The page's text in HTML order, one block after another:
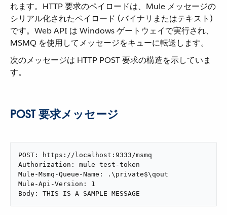
れます。HTTP 要求のペイロードは、Mule メッセージの
シリアル化されたペイロード (バイナリまたはテキスト)
です。Web API は Windows ゲートウェイで実行され、
MSMQ を使用してメッセージをキューに転送します。
次のメッセージは HTTP POST 要求の構造を示していま
す。
POST 要求メッセージ
POST: https://localhost:9333/msmq
Authorization: mule test-token
Mule-Msmq-Queue-Name: .\private$\qout
Mule-Api-Version: 1
Body: THIS IS A SAMPLE MESSAGE